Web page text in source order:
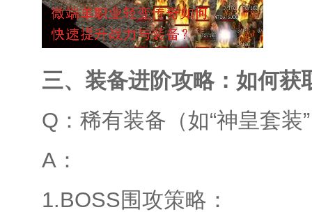
三、装备进阶攻略：如何获
Q：稀有装备（如“神皇套
A：
1.BOSS围攻策略：